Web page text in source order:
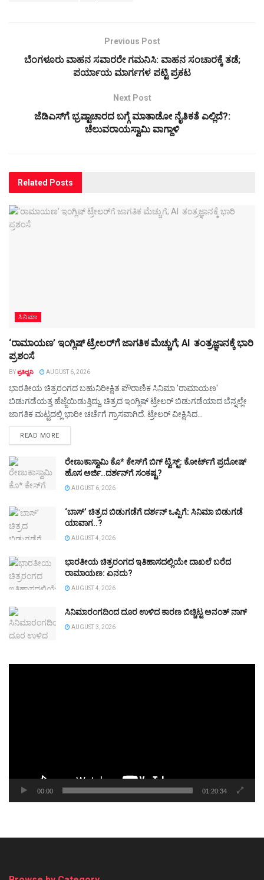
Previous Post
ಬೆಂಗಳೂರು ವಾಹನ ಸವಾರರೇ ಗಮನಿಸಿ: ವಾಹನ ಸಂಚಾರಕ್ಕೆ ತಡೆ;
ಪರ್ಯಾಯ ಮಾರ್ಗಗಳ ಪಟ್ಟಿ ಪ್ರಕಟ
Next Post
ಜೆಡಿಎಸ್‌ಗೆ ಭ್ರಷ್ಟಾಚಾರದ ಬಗ್ಗೆ ಮಾತಾಡೋ ನೈತಿಕತೆ ಎಲ್ಲಿದೆ?:
ಚೆಲುವರಾಯಸ್ವಾಮಿ ವಾಗ್ದಾಳಿ
Related Posts
ಸಿನಿಮಾ
‘ರಾಮಾಯಣ’ ಇಂಗ್ಲಿಷ್ ಟ್ರೇಲರ್‌ಗೆ ಜಾಗತಿಕ ಮೆಚ್ಚುಗೆ; AI ತಂತ್ರಜ್ಞಾನಕ್ಕೆ ಭಾರಿ
ಪ್ರಶಂಸೆ
BYಪ್ರತಿಧ್ವನಿ AUGUST 6, 2026
ಭಾರತೀಯ ಚಿತ್ರರಂಗದ ಬಹುನಿರೀಕ್ಷಿತ ಪೌರಾಣಿಕ ಸಿನಿಮಾ 'ರಾಮಾಯಣ'
ಬಿಡುಗಡೆಯತ್ತ ಹೆಜ್ಜೆಯಿಡುತ್ತಿದ್ದು, ಚಿತ್ರದ ಇಂಗ್ಲಿಷ್ ಟ್ರೇಲರ್ ಬಿಡುಗಡೆಯಾದ ಬೆನ್ನಲ್ಲೇ
ಜಾಗತಿಕ ಮಟ್ಟದಲ್ಲಿ ಭಾರೀ ಚರ್ಚೆಗೆ ಗ್ರಾಸವಾಗಿದೆ. ಟ್ರೇಲರ್ ವೀಕ್ಷಿಸಿದ...
READ MOREDETAILS
ರೇಣುಕಾಸ್ವಾಮಿ ಕೊ* ಕೇಸ್‌ಗೆ ಬಿಗ್ ಟ್ವಿಸ್ಟ್: ಕೋರ್ಟ್‌ಗೆ ಪ್ರದೋಷ್
ಹೊಸ ಅರ್ಜಿ..ದರ್ಶನ್‌ಗೆ ಸಂಕಷ್ಟ?
AUGUST 6, 2026
‘ಬಾಸ್’ ಚಿತ್ರದ ಬಿಡುಗಡೆಗೆ ದರ್ಶನ್ ಒಪ್ಪಿಗೆ: ಸಿನಿಮಾ ಬಿಡುಗಡೆ
ಯಾವಾಗ..?
AUGUST 4, 2026
ಭಾರತೀಯ ಚಿತ್ರರಂಗದ ಇತಿಹಾಸದಲ್ಲಿಯೇ ದಾಖಲೆ ಬರೆದ
ರಾಮಾಯಣ: ಏನದು?
AUGUST 4, 2026
ಸಿನಿಮಾರಂಗದಿಂದ ದೂರ ಉಳಿದ ಕಾರಣ ಬಿಚ್ಚಿಟ್ಟ ಅನಂತ್ ನಾಗ್
AUGUST 3, 2026
00:00 01:20:34